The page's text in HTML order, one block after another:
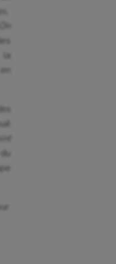
On